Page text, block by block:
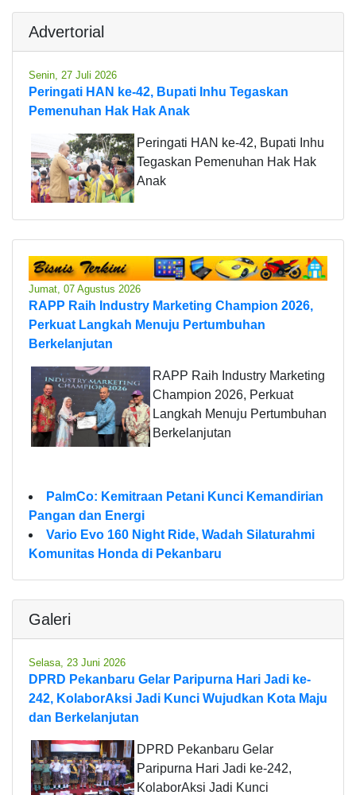
Advertorial
Senin, 27 Juli 2026
Peringati HAN ke-42, Bupati Inhu Tegaskan
Pemenuhan Hak Hak Anak
Peringati HAN ke-42, Bupati Inhu
Tegaskan Pemenuhan Hak Hak
Anak
Jumat, 07 Agustus 2026
RAPP Raih Industry Marketing Champion 2026,
Perkuat Langkah Menuju Pertumbuhan
Berkelanjutan
RAPP Raih Industry Marketing
Champion 2026, Perkuat
Langkah Menuju Pertumbuhan
Berkelanjutan
PalmCo: Kemitraan Petani Kunci Kemandirian
Pangan dan Energi
Vario Evo 160 Night Ride, Wadah Silaturahmi
Komunitas Honda di Pekanbaru
Galeri
Selasa, 23 Juni 2026
DPRD Pekanbaru Gelar Paripurna Hari Jadi ke-
242, KolaborAksi Jadi Kunci Wujudkan Kota Maju
dan Berkelanjutan
DPRD Pekanbaru Gelar
Paripurna Hari Jadi ke-242,
KolaborAksi Jadi Kunci